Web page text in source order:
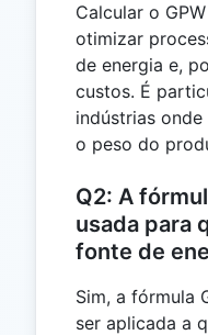
Calcular o
otimizar
de energia e,
custos. É
indústrias
o peso do
Q2: A
usada para
fonte de
Sim, a fórmula
ser aplicada a